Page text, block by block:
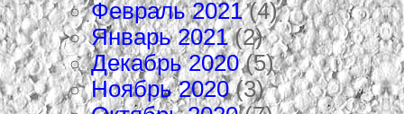
Февраль 2021(4)
Январь 2021(2)
Декабрь 2020(5)
Ноябрь 2020(3)